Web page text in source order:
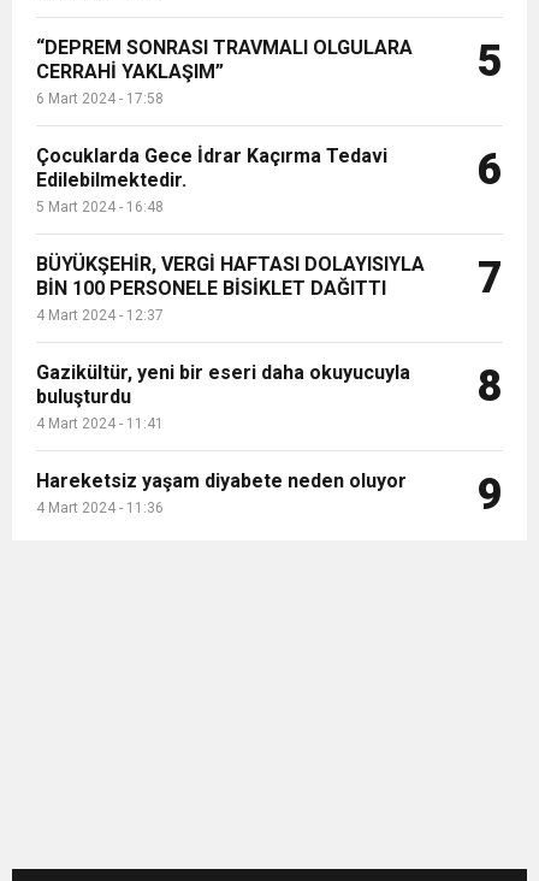
“DEPREM SONRASI TRAVMALI OLGULARA
CERRAHİ YAKLAŞIM”
6 Mart 2024 - 17:58
5
Çocuklarda Gece İdrar Kaçırma Tedavi
Edilebilmektedir.
5 Mart 2024 - 16:48
6
BÜYÜKŞEHİR, VERGİ HAFTASI DOLAYISIYLA
BİN 100 PERSONELE BİSİKLET DAĞITTI
4 Mart 2024 - 12:37
7
Gazikültür, yeni bir eseri daha okuyucuyla
buluşturdu
4 Mart 2024 - 11:41
8
Hareketsiz yaşam diyabete neden oluyor
4 Mart 2024 - 11:36 9